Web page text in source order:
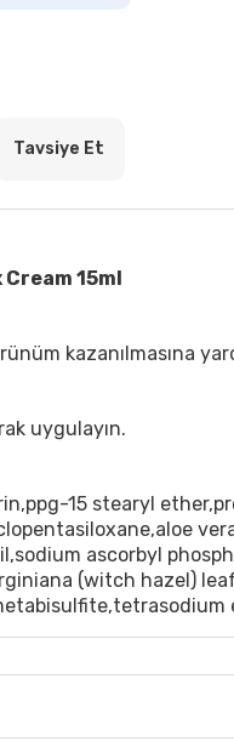
Tavsiye Et
15ml
kazanılmasına
uygulayın.
15 stearyl
ascorbyl
(witch hazel)